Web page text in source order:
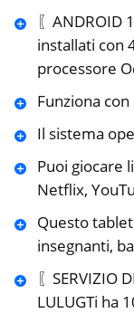
〖ANDROID
installati con
processore
Funziona
Il sistema
Puoi giocare
Netflix,
Questo
insegnanti,
〖SERVIZIO
LULUGTi ha